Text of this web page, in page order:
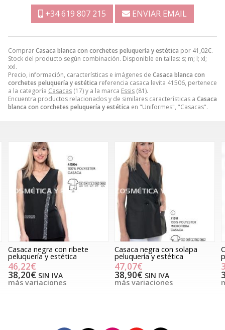
ComprarCasaca blanca con corchetes peluquería y estética por 41,02€.
Stock del producto según combinación. Disponible en tallas: s; m; l; xl;
xxl.
Precio, información, características e imágenes de Casaca blanca con
corchetes peluquería y estética referencia casaca levita 41506, pertenece
a la categoría Casacas (17) y a la marca Essis (81).
Encuentra productos relacionados y de similares características a Casaca
blanca con corchetes peluquería y estética en "Uniformes", "Casacas".
+34 619 807 215 ENVIAR EMAIL
Casaca negra con ribete
peluquería y estética
46,22€
38,20€ SIN IVA
más variaciones
Casaca negra con solapa
peluquería y estética
47,07€
38,90€ SIN IVA
más variaciones